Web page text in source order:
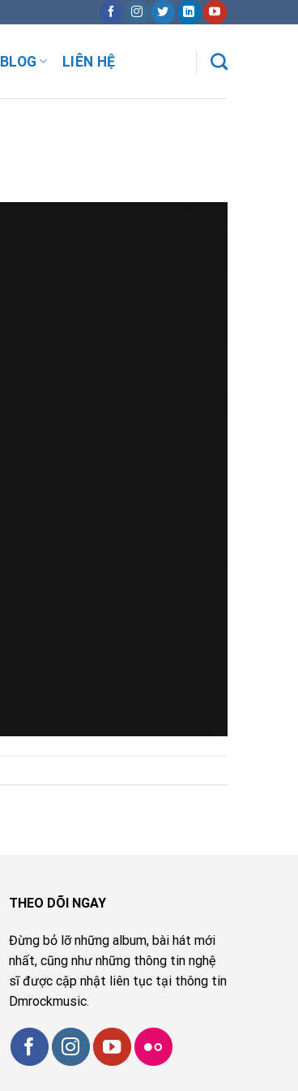
BLOG LIÊN HỆ
THEO DÕI NGAY
Đừng bỏ lỡ những album, bài hát mới
nhất, cũng như những thông tin nghệ
sĩ được cập nhật liên tục tại thông tin
Dmrockmusic.